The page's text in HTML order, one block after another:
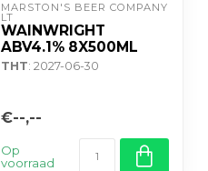
MARSTON'S BEER COMPANY
LT
WAINWRIGHT
ABV4.1% 8X500ML
THT: 2027-06-30
€--,--
Op
voorraad